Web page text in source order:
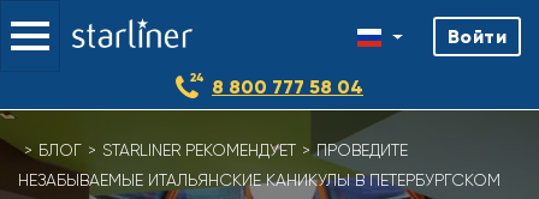
Skip
to
content
Войти
8 800 777 58 04
БЛОГ STARLINER РЕКОМЕНДУЕТ
ПРОВЕДИТЕ
НЕЗАБЫВАЕМЫЕ ИТАЛЬЯНСКИЕ КАНИКУЛЫ В ПЕТЕРБУРГСКОМ